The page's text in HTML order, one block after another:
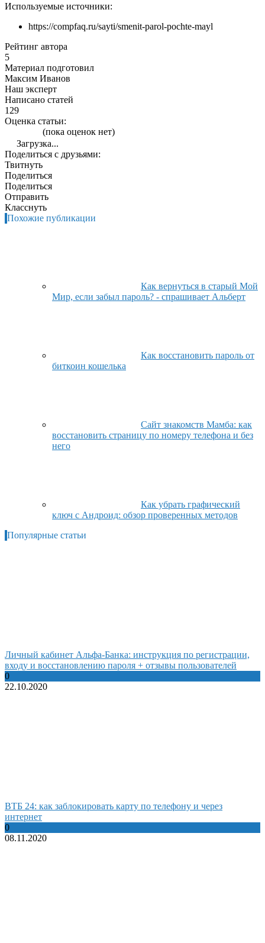
Используемые источники:
https://compfaq.ru/sayti/smenit-parol-pochte-mayl
Рейтинг автора
5
Материал подготовил
Максим Иванов
Наш эксперт
Написано статей
129
Оценка статьи:
(пока оценок нет)
Загрузка...
Поделиться с друзьями:
Твитнуть
Поделиться
Поделиться
Отправить
Класснуть
Похожие публикации
Как вернуться в старый Мой
Мир, если забыл пароль? - спрашивает Альберт
Как восстановить пароль от
биткоин кошелька
Сайт знакомств Мамба: как
восстановить страницу по номеру телефона и без
него
Как убрать графический
ключ с Андроид: обзор проверенных методов
Популярные статьи
Личный кабинет Альфа-Банка: инструкция по регистрации,
входу и восстановлению пароля + отзывы пользователей
0
22.10.2020
ВТБ 24: как заблокировать карту по телефону и через
интернет
0
08.11.2020